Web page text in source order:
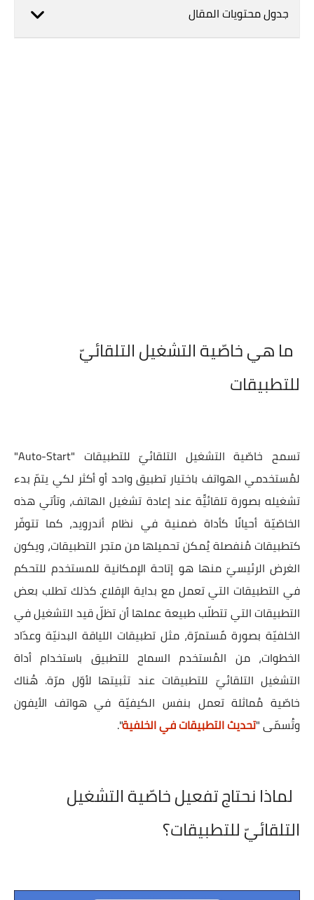
جدول محتويات المقال
ما هي خاصّية التشغيل التلقائيّ
للتطبيقات
تسمح خاصّية التشغيل التلقائيّ للتطبيقات "Auto-Start"
لمُستخدمي الهواتف باختيار تطبيق واحد أو أكثر لكي يتمّ بدء
تشغيله بصورة تلقائيًّة عند إعادة تشغيل الهاتف، وتأتي هذه
الخاصّيّة أحيانًا كأداة ضمنية في نظام أندرويد، كما تتوفّر
كتطبيقات مُنفصلة يُمكن تحميلها من متجر التطبيقات، ويكون
الغرض الرئيسيّ منها هو إتاحة الإمكانية للمستخدم للتحكم
في التطبيقات التي تعمل مع بداية الإقلاع. كذلك تطلب بعض
التطبيقات التي تتطلّب طبيعة عملها أن تظلّ قيد التشغيل في
الخلفيّة بصورة مًستمرّة، مثل تطبيقات اللياقة البدنيّة وعدّاد
الخطوات، من المُستخدم السماح للتطبيق باستخدام أداة
التشغيل التلقائيّ للتطبيقات عند تثبيتها لأوّل مرّة. هُناك
خاصّية مُماثلة تعمل بنفس الكيفيّة في هواتف الأيفون
وتُسمّى "تحديث التطبيقات في الخلفية".
لماذا نحتاج تفعيل خاصّية التشغيل
التلقائيّ للتطبيقات؟